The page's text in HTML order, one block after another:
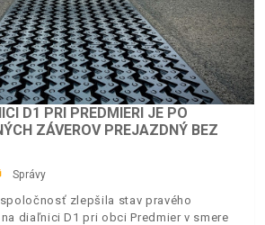
D1 PRI PREDMIERI JE PO
ZÁVEROV PREJAZDNÝ BEZ
Správy
zlepšila stav pravého
diaľnici D1 pri obci Predmier v smere